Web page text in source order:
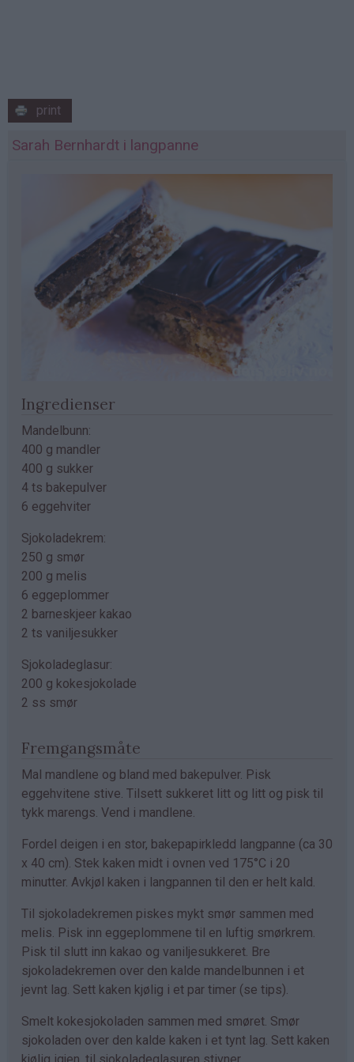
print
Sarah Bernhardt i langpanne
Ingredienser
Mandelbunn:
400 g mandler
400 g sukker
4 ts bakepulver
6 eggehviter
Sjokoladekrem:
250 g smør
200 g melis
6 eggeplommer
2 barneskjeer kakao
2 ts vaniljesukker
Sjokoladeglasur:
200 g kokesjokolade
2 ss smør
Fremgangsmåte
Mal mandlene og bland med bakepulver. Pisk
eggehvitene stive. Tilsett sukkeret litt og litt og pisk til
tykk marengs. Vend i mandlene.
Fordel deigen i en stor, bakepapirkledd langpanne (ca 30
x 40 cm). Stek kaken midt i ovnen ved 175°C i 20
minutter. Avkjøl kaken i langpannen til den er helt kald.
Til sjokoladekremen piskes mykt smør sammen med
melis. Pisk inn eggeplommene til en luftig smørkrem.
Pisk til slutt inn kakao og vaniljesukkeret. Bre
sjokoladekremen over den kalde mandelbunnen i et
jevnt lag. Sett kaken kjølig i et par timer (se tips).
Smelt kokesjokoladen sammen med smøret. Smør
sjokoladen over den kalde kaken i et tynt lag. Sett kaken
kjølig igjen, til sjokoladeglasuren stivner.